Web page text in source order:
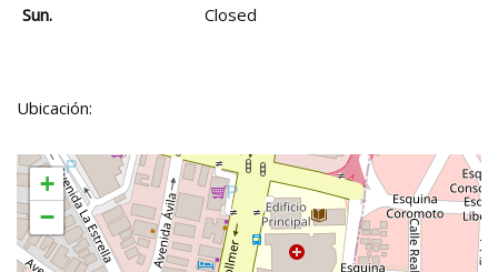
Sun.
Closed
Ubicación:
+
−